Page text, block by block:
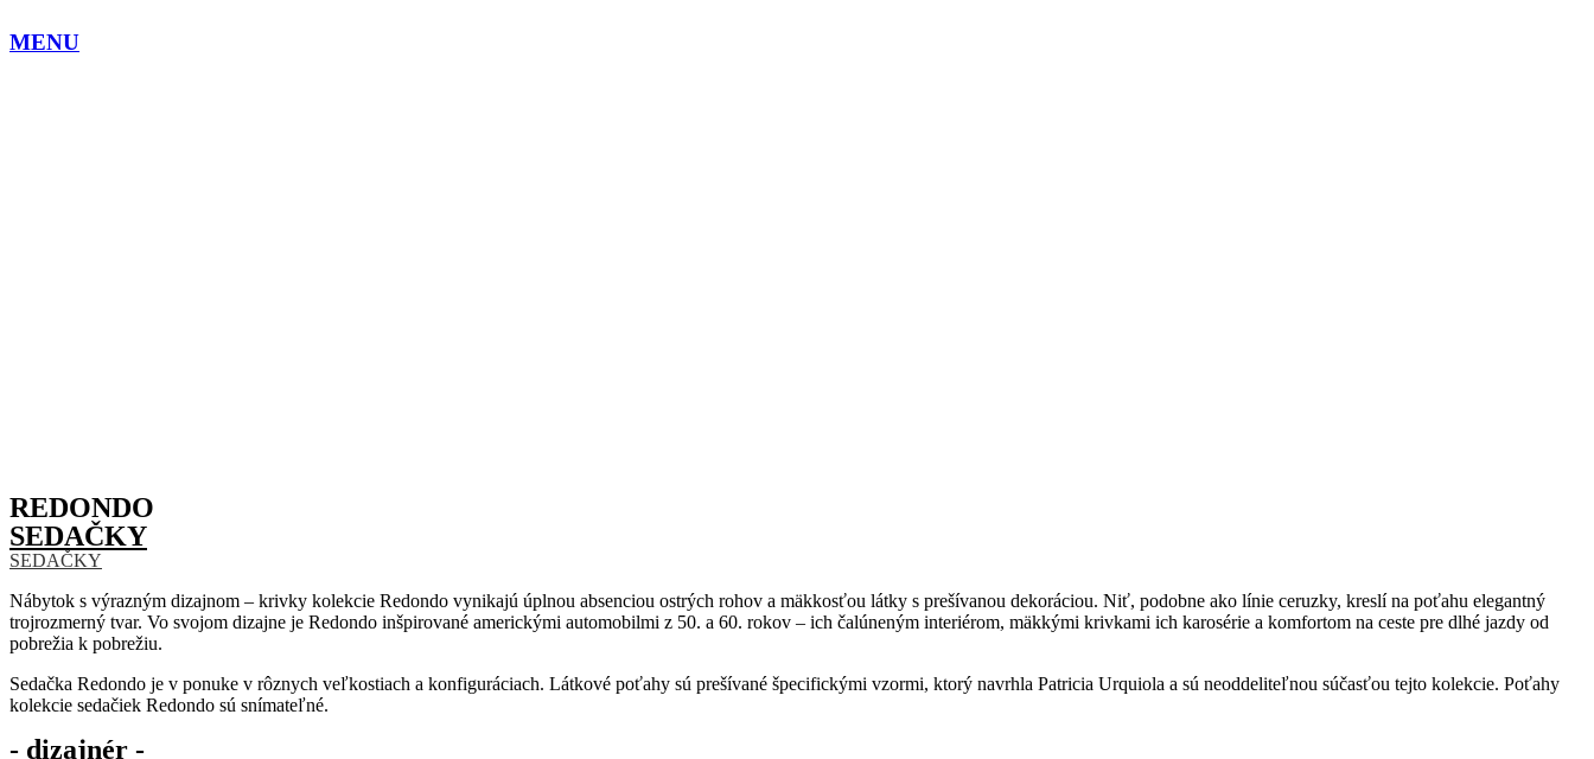
MENU
REDONDO
SEDAČKY
SEDAČKY
Nábytok s výrazným dizajnom – krivky kolekcie Redondo vynikajú úplnou absenciou ostrých rohov a mäkkosťou látky s prešívanou dekoráciou. Niť, podobne ako línie ceruzky, kreslí na poťahu elegantný
trojrozmerný tvar. Vo svojom dizajne je Redondo inšpirované americkými automobilmi z 50. a 60. rokov – ich čalúneným interiérom, mäkkými krivkami ich karosérie a komfortom na ceste pre dlhé jazdy od
pobrežia k pobrežiu.
Sedačka Redondo je v ponuke v rôznych veľkostiach a konfiguráciach. Látkové poťahy sú prešívané špecifickými vzormi, ktorý navrhla Patricia Urquiola a sú neoddeliteľnou súčasťou tejto kolekcie. Poťahy
kolekcie sedačiek Redondo sú snímateľné.
- dizajnér -